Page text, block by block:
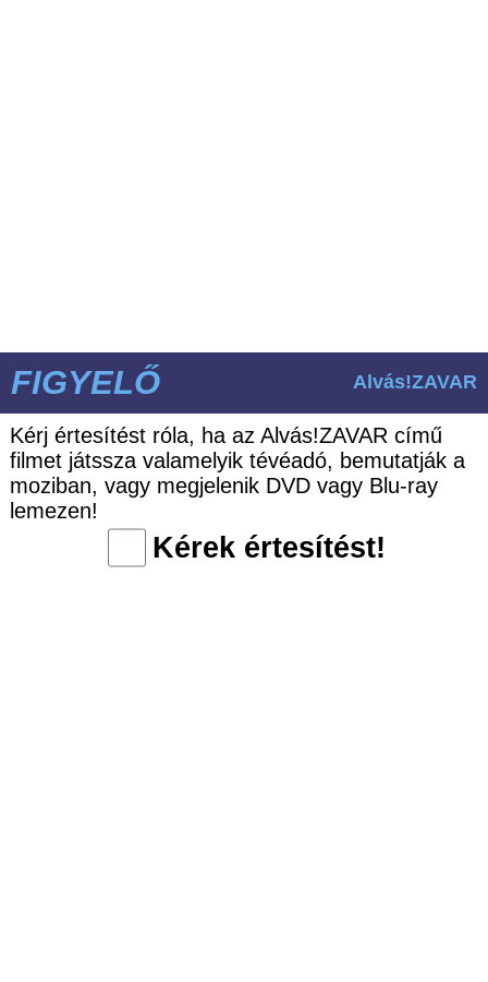
FIGYELŐ Alvás!ZAVAR
Kérj értesítést róla, ha az Alvás!ZAVAR című
filmet játssza valamelyik tévéadó, bemutatják a
moziban, vagy megjelenik DVD vagy Blu-ray
lemezen!
Kérek értesítést!